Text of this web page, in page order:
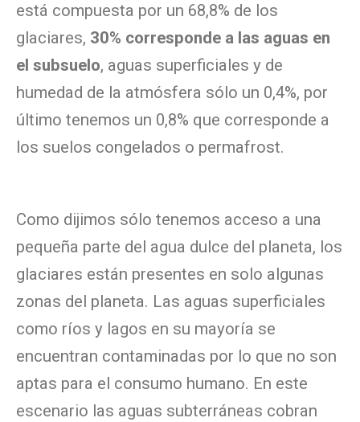
está compuesta por un 68,8% de los
glaciares, 30% corresponde a las aguas en
el subsuelo, aguas superficiales y de
humedad de la atmósfera sólo un 0,4%, por
último tenemos un 0,8% que corresponde a
los suelos congelados o permafrost.
Como dijimos sólo tenemos acceso a una
pequeña parte del agua dulce del planeta, los
glaciares están presentes en solo algunas
zonas del planeta. Las aguas superficiales
como ríos y lagos en su mayoría se
encuentran contaminadas por lo que no son
aptas para el consumo humano. En este
escenario las aguas subterráneas cobran